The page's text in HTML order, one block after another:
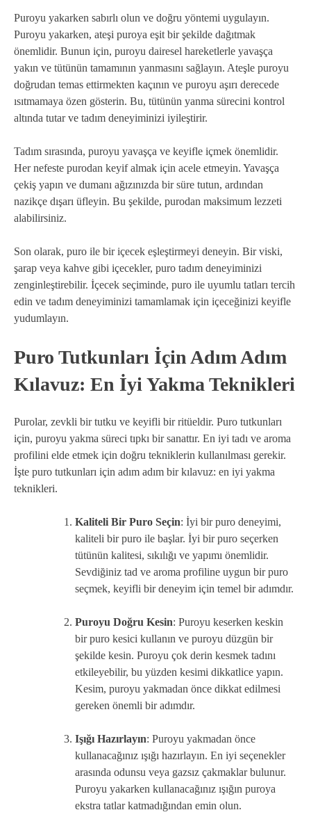
Puroyu yakarken sabırlı olun ve doğru yöntemi uygulayın.
Puroyu yakarken, ateşi puroya eşit bir şekilde dağıtmak
önemlidir. Bunun için, puroyu dairesel hareketlerle yavaşça
yakın ve tütünün tamamının yanmasını sağlayın. Ateşle puroyu
doğrudan temas ettirmekten kaçının ve puroyu aşırı derecede
ısıtmamaya özen gösterin. Bu, tütünün yanma sürecini kontrol
altında tutar ve tadım deneyiminizi iyileştirir.
Tadım sırasında, puroyu yavaşça ve keyifle içmek önemlidir.
Her nefeste purodan keyif almak için acele etmeyin. Yavaşça
çekiş yapın ve dumanı ağızınızda bir süre tutun, ardından
nazikçe dışarı üfleyin. Bu şekilde, purodan maksimum lezzeti
alabilirsiniz.
Son olarak, puro ile bir içecek eşleştirmeyi deneyin. Bir viski,
şarap veya kahve gibi içecekler, puro tadım deneyiminizi
zenginleştirebilir. İçecek seçiminde, puro ile uyumlu tatları tercih
edin ve tadım deneyiminizi tamamlamak için içeceğinizi keyifle
yudumlayın.
Puro Tutkunları İçin Adım Adım
Kılavuz: En İyi Yakma Teknikleri
Purolar, zevkli bir tutku ve keyifli bir ritüeldir. Puro tutkunları
için, puroyu yakma süreci tıpkı bir sanattır. En iyi tadı ve aroma
profilini elde etmek için doğru tekniklerin kullanılması gerekir.
İşte puro tutkunları için adım adım bir kılavuz: en iyi yakma
teknikleri.
Kaliteli Bir Puro Seçin: İyi bir puro deneyimi,
kaliteli bir puro ile başlar. İyi bir puro seçerken
tütünün kalitesi, sıkılığı ve yapımı önemlidir.
Sevdiğiniz tad ve aroma profiline uygun bir puro
seçmek, keyifli bir deneyim için temel bir adımdır.
Puroyu Doğru Kesin: Puroyu keserken keskin
bir puro kesici kullanın ve puroyu düzgün bir
şekilde kesin. Puroyu çok derin kesmek tadını
etkileyebilir, bu yüzden kesimi dikkatlice yapın.
Kesim, puroyu yakmadan önce dikkat edilmesi
gereken önemli bir adımdır.
Işığı Hazırlayın: Puroyu yakmadan önce
kullanacağınız ışığı hazırlayın. En iyi seçenekler
arasında odunsu veya gazsız çakmaklar bulunur.
Puroyu yakarken kullanacağınız ışığın puroya
ekstra tatlar katmadığından emin olun.